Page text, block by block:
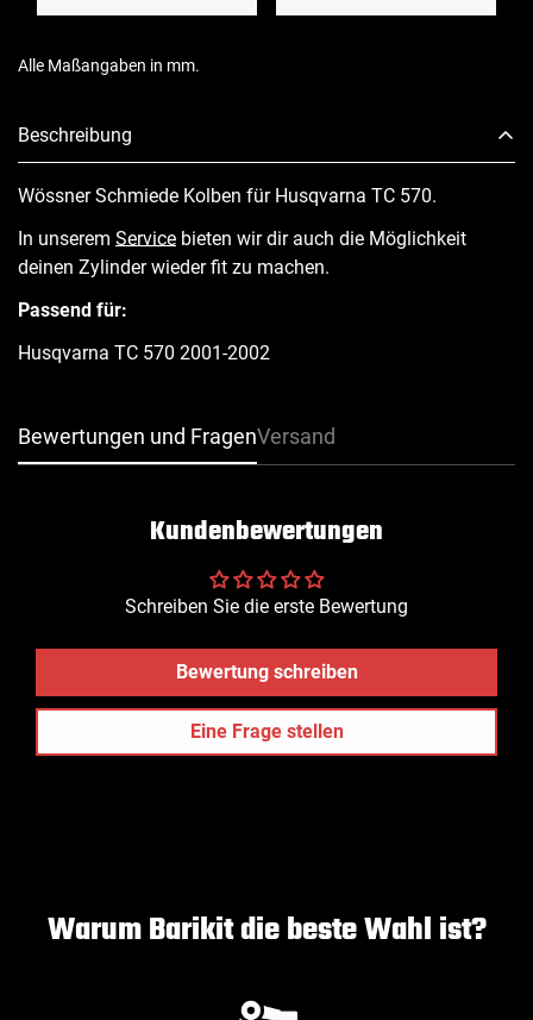
Alle Maßangaben in mm.
Beschreibung
Wössner Schmiede Kolben für Husqvarna TC 570.
In unserem Service bieten wir dir auch die Möglichkeit
deinen Zylinder wieder fit zu machen.
Passend für:
Husqvarna TC 570 2001-2002
Bewertungen und FragenVersand
Kundenbewertungen
Schreiben Sie die erste Bewertung
Bewertung schreiben
Eine Frage stellen
Warum Barikit die beste Wahl ist?
Confirm your age
Are you 18 years old or older?
NO, I'M NOT YES, I AM